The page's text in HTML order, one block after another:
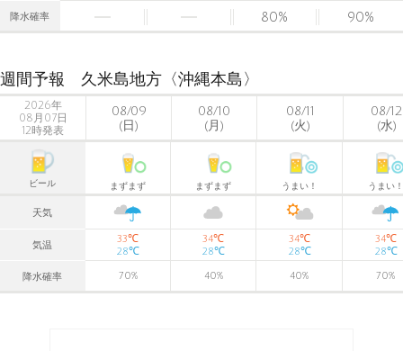
降水確率 80% 90%
週間予報 久米島地方〈沖縄本島〉
2026年
08月07日
12時発表
08/09
(日)
08/10
(月)
08/11
(火)
08/12
(水)
ビール まずまず まずまず うまい！ うまい！
天気
気温
33℃
28℃
34℃
28℃
34℃
28℃
34℃
28℃
降水確率 70% 40% 40% 70%